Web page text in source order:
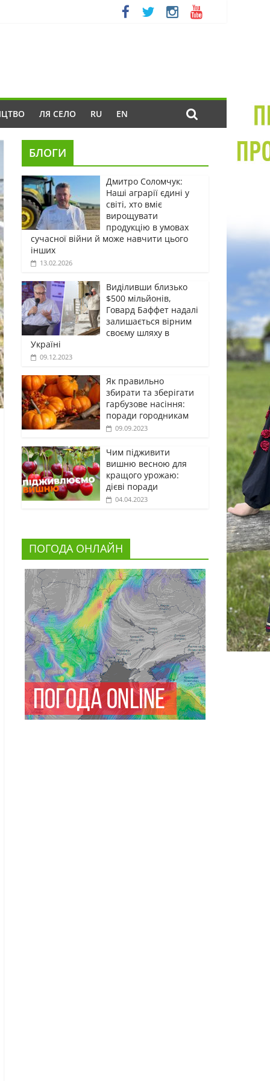
ЛЯ СЕЛО RU EN
БЛОГИ
Дмитро Соломчук:
Наші аграрії єдині у
світі, хто вміє
вирощувати
продукцію в умовах
сучасної війни й може навчити цього
інших
13.02.2026
Виділивши близько
$500 мільйонів,
Говард Баффет надалі
залишається вірним
своєму шляху в
Україні
09.12.2023
Як правильно
збирати та зберігати
гарбузове насіння:
поради городникам
09.09.2023
Чим підживити
вишню весною для
кращого урожаю:
дієві поради
04.04.2023
ПОГОДА ОНЛАЙН